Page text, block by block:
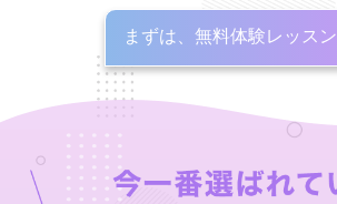
まずは、無料体験レッスン